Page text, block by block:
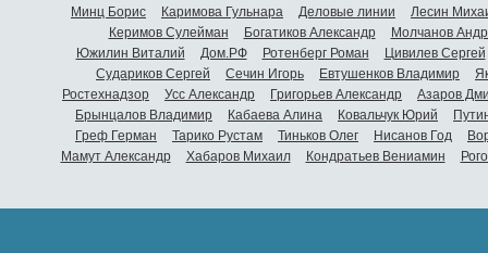
Минц Борис
Каримова Гульнара Деловые линии
Лесин
Керимов Сулейман
Богатиков Александр
Молчанов
Южилин Виталий
Дом.РФ Ротенберг Роман
Цивилев Сергей
Судариков Сергей
Сечин Игорь Евтушенков Владимир
Ростехнадзор
Усс Александр Григорьев Александр
Азаров
Брынцалов Владимир
Кабаева Алина Ковальчук Юрий
Греф Герман
Тарико Рустам Тиньков Олег Нисанов Год
Мамут Александр
Хабаров Михаил Кондратьев Вениамин